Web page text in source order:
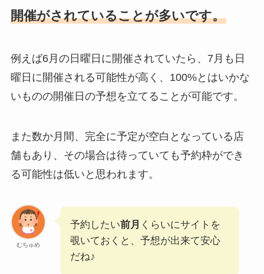
開催がされていることが多いです。
例えば6月の日曜日に開催されていたら、7月も日
曜日に開催される可能性が高く、100%とはいかな
いものの開催日の予想を立てることが可能です。
また数か月間、完全に予定が空白となっている店
舗もあり、その場合は待っていても予約枠ができ
る可能性は低いと思われます。
むちゅめ
予約したい前月 くらいにサイトを
覗いておくと、予想が出来て安心
だね♪